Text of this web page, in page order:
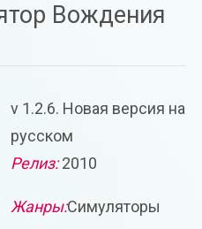
Вождения
v 1.2.6. Новая версия на
русском
Релиз:2010
Жанры:Симуляторы